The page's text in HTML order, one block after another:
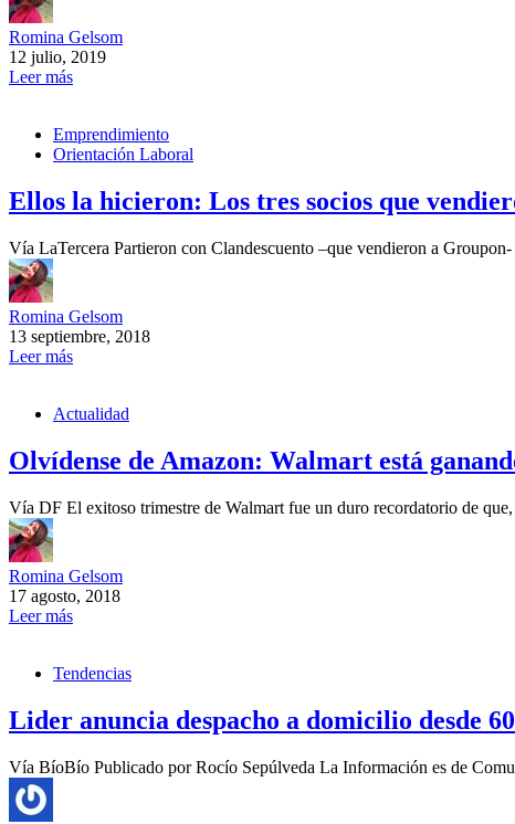
Romina Gelsom
12 julio, 2019
Leer más
Emprendimiento
Orientación Laboral
Ellos la hicieron: Los tres socios que
Vía LaTercera Partieron con Clandescuento –que vendieron a
Romina Gelsom
13 septiembre, 2018
Leer más
Actualidad
Olvídense de Amazon: Walmart está
Vía DF El exitoso trimestre de Walmart fue un duro recordatorio de
Romina Gelsom
17 agosto, 2018
Leer más
Tendencias
Lider anuncia despacho a domicilio desde
Vía BíoBío Publicado por Rocío Sepúlveda La Información es de